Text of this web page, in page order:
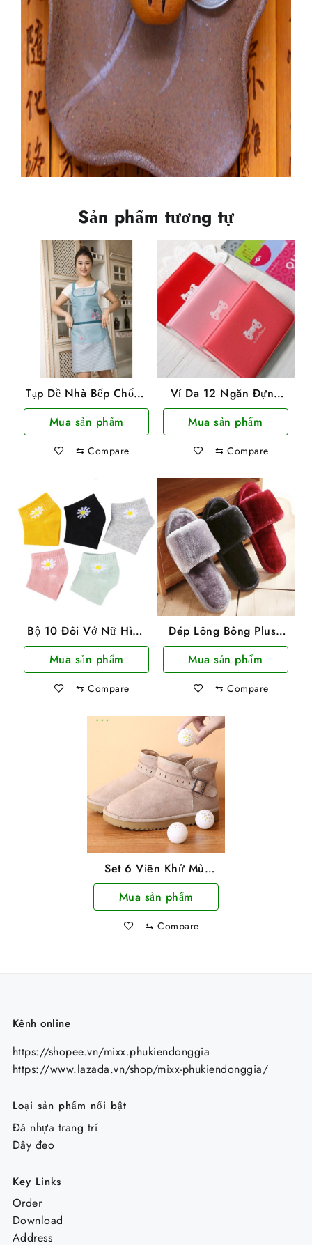
Sản phẩm tương tự
Tạp Dề Nhà Bếp Chống
Thấm Hình Bông Hoa
Mua sản phẩm
⇆ Compare
Ví Da 12 Ngăn Đựng
Thẻ ATM, CCCD, Card
Visit Tiện Lợi
Mua sản phẩm
⇆ Compare
Bộ 10 Đôi Vớ Nữ Hình
Hoa Cúc Mềm Nhẹ Co
Giãn 4 Chiều
Mua sản phẩm
⇆ Compare
Dép Lông Bông Plush
Êm Chân Siêu Dễ
Thương
Mua sản phẩm
⇆ Compare
Set 6 Viên Khử Mùi
Bóng Tròn Thơm Giày,
Quần Áo
Mua sản phẩm
⇆ Compare
Kênh online
https://shopee.vn/mixx.phukiendonggia
https://www.lazada.vn/shop/mixx-phukiendonggia/
Loại sản phẩm nổi bật
Đá nhựa trang trí
Dây đeo
Key Links
Order
Download
Address